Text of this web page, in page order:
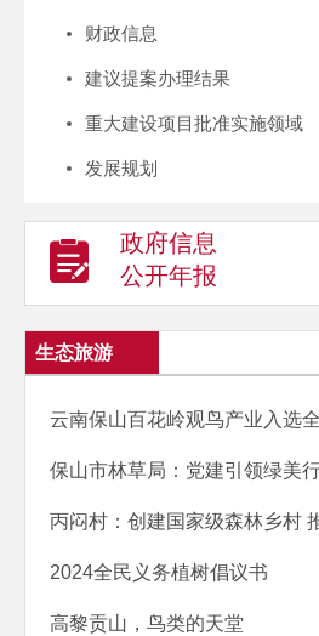
财政信息
建议提案办理结果
重大建设项目批准实施领域
发展规划
政府信息
公开年报
生态旅游
2024全民义务植树倡议书
高黎贡山，鸟类的天堂